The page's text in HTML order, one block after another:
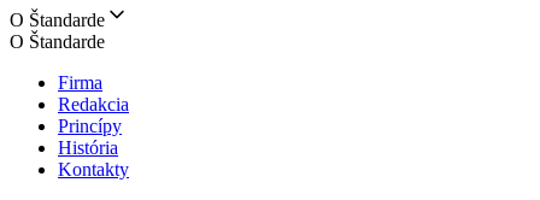
O Štandarde
O Štandarde
Firma
Redakcia
Princípy
História
Kontakty